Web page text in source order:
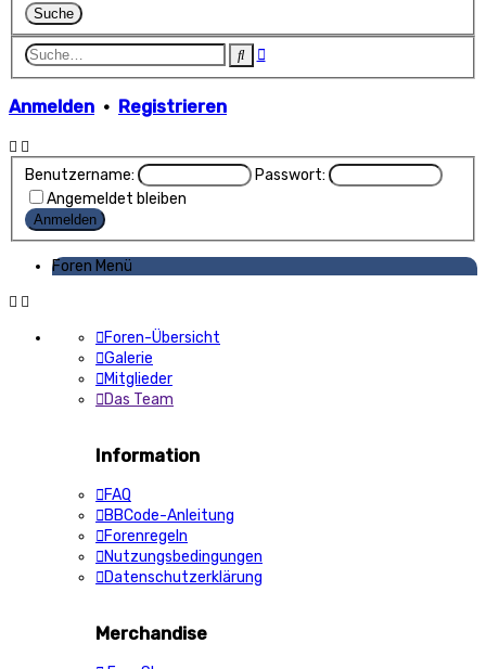
SucheErweiterte
Anmelden • Registrieren
Benutzername:
Passwort:
Angemeldet bleiben
Foren Menü
Foren-Übersicht
Galerie
Mitglieder
Das Team
Information
FAQ
BBCode-Anleitung
Forenregeln
Nutzungsbedingungen
Datenschutzerklärung
Merchandise